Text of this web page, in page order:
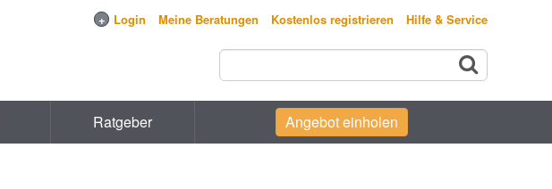
+ Login Meine Beratungen Kostenlos registrieren Hilfe & Service
Ratgeber Angebot einholen